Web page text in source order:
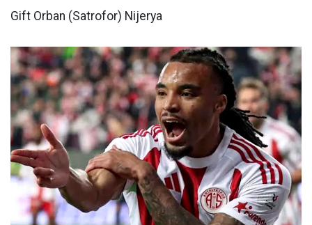
Gift Orban (Satrofor) Nijerya